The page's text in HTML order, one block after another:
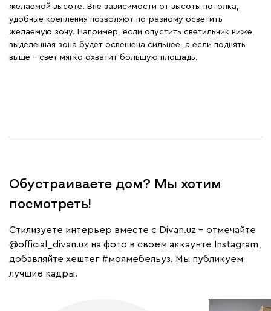
желаемой высоте. Вне зависимости от высоты потолка,
удобные крепления позволяют по-разному осветить
желаемую зону. Например, если опустить светильник ниже,
выделенная зона будет освещена сильнее, а если поднять
выше – свет мягко охватит большую площадь.
Обустраиваете дом? Мы хотим
посмотреть!
Cтилизуете интерьер вместе с Divan.uz – отмечайте
@official_divan.uz на фото в своем аккаунте Instagram,
добавляйте хештег #моямебельуз. Мы публикуем
лучшие кадры.